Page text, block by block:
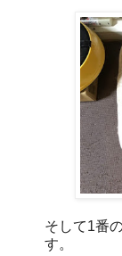
そして1番
す。